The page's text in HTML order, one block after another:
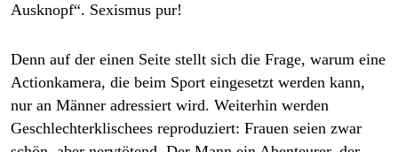
Ausknopf“. Sexismus pur!
Denn auf der einen Seite stellt sich die Frage, warum eine
Actionkamera, die beim Sport eingesetzt werden kann,
nur an Männer adressiert wird. Weiterhin werden
Geschlechterklischees reproduziert: Frauen seien zwar